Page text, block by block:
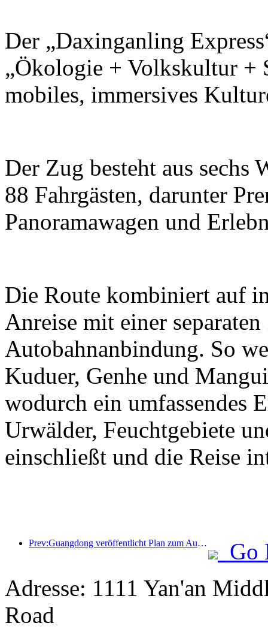
Der „Daxinganling
„Ökologie + Volkskultur +
mobiles, immersives
Der Zug besteht aus sechs
88 Fahrgästen, darunter
Panoramawagen und
Die Route kombiniert auf
Anreise mit einer
Autobahnanbindung. So
Kuduer, Genhe und
wodurch ein umfassendes
Urwälder, Feuchtgebiete
einschließt und die Reise
Prev:Guangdong veröffentlicht Plan zum Ausbau der Kapazitäten im Dienstleistungssektor, um die Greater Bay Area zu einem erstklassigen Touristenziel zu entwickeln
Go
Adresse: 1111 Yan'an
Road